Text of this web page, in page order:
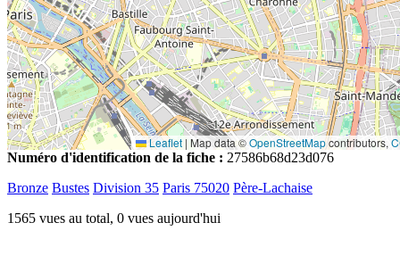
Leaflet | Map data ©OpenStreetMapcontributors,
Numéro d'identification de la fiche : 27586b68d23d076
Bronze Bustes Division 35 Paris 75020 Père-Lachaise
1565 vues au total, 0 vues aujourd'hui